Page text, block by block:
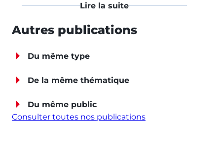
Lire la suite
Autres publications
Du même type
De la même thématique
Du même public
Consulter toutes nos publications